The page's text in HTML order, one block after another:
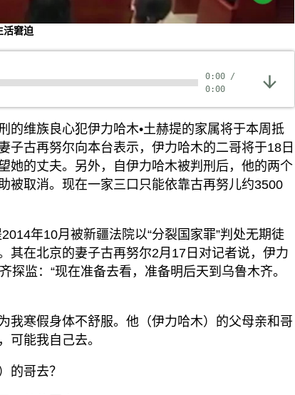
活窘迫
0:00 /
0:00
的维族良心犯伊力哈木•土赫提的家属将于本周抵
子古再努尔向本台表示，伊力哈木的二哥将于18日
她的丈夫。另外，自伊力哈木被判刑后，他的两个
被取消。现在一家三口只能依靠古再努儿约3500
年10月被新疆法院以“分裂国家罪”判处无期徒
其在北京的妻子古再努尔2月17日对记者说，伊力
探监：“现在准备去看，准备明后天到乌鲁木齐。
我寒假身体不舒服。他（伊力哈木）的父母亲和哥
可能我自己去。
的哥去？